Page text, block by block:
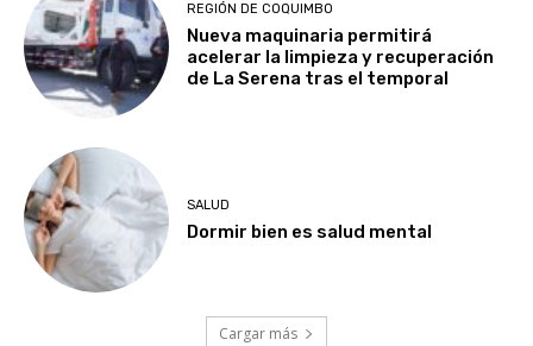
REGIÓN DE COQUIMBO
Nueva maquinaria permitirá
acelerar la limpieza y recuperación
de La Serena tras el temporal
SALUD
Dormir bien es salud mental
Cargar más